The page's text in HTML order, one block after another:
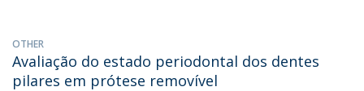
OTHER
Avaliação do estado periodontal dos dentes
pilares em prótese removível